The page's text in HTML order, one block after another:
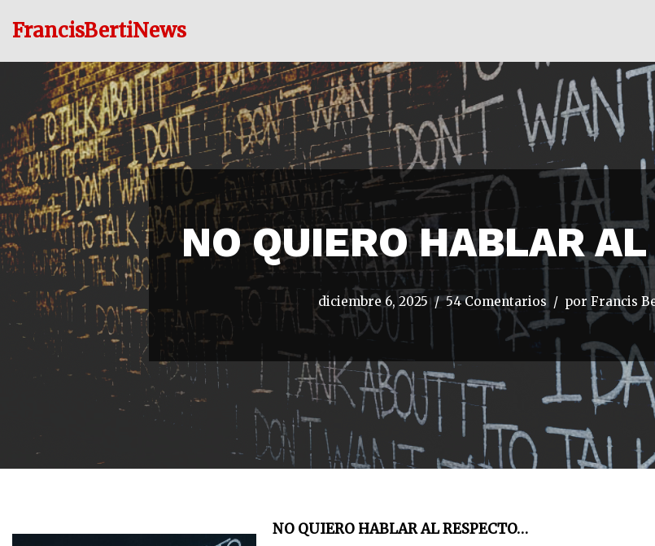
contenido
FrancisBertiNews
NO QUIERO HABLAR
diciembre 6, 2025 54 Comentarios por Francis
NO QUIERO HABLAR AL RESPECTO…